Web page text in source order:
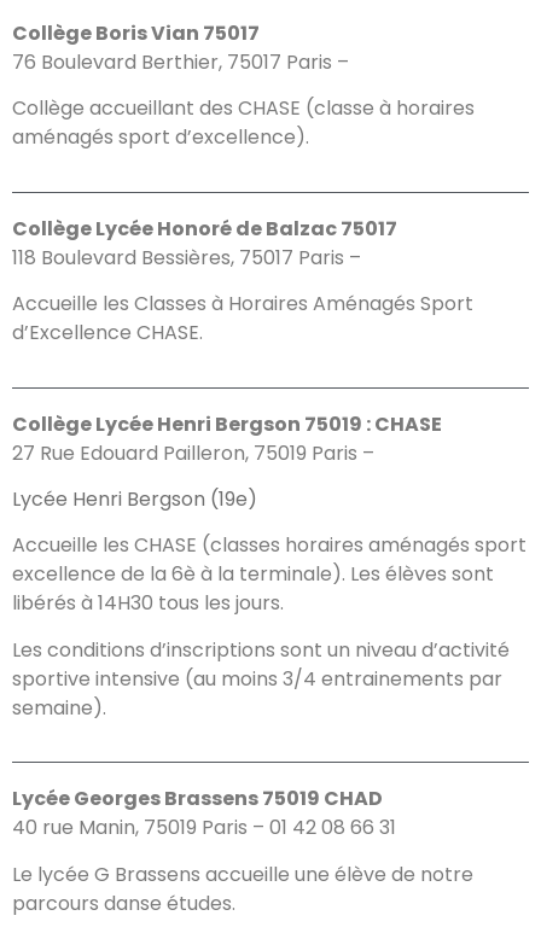
Collège Boris Vian 75017
76 Boulevard Berthier, 75017 Paris –
Collège accueillant des CHASE (classe à horaires
aménagés sport d’excellence).
Collège Lycée Honoré de Balzac 75017
118 Boulevard Bessières, 75017 Paris –
Accueille les Classes à Horaires Aménagés Sport
d’Excellence CHASE.
Collège Lycée Henri Bergson 75019 : CHASE
27 Rue Edouard Pailleron, 75019 Paris –
Lycée Henri Bergson (19e)
Accueille les CHASE (classes horaires aménagés sport
excellence de la 6è à la terminale). Les élèves sont
libérés à 14H30 tous les jours.
Les conditions d’inscriptions sont un niveau d’activité
sportive intensive (au moins 3/4 entrainements par
semaine).
Lycée Georges Brassens 75019 CHAD
40 rue Manin, 75019 Paris – 01 42 08 66 31
Le lycée G Brassens accueille une élève de notre
parcours danse études.